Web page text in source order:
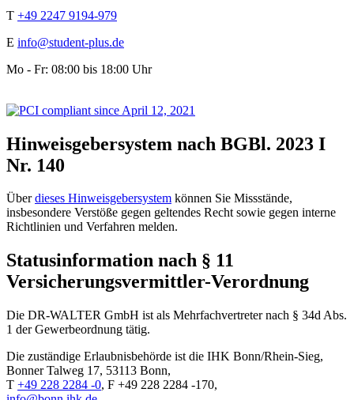
T +49 2247 9194-979
E info@student-plus.de
Mo - Fr: 08:00 bis 18:00 Uhr
Hinweisgebersystem nach BGBl. 2023 I
Nr. 140
Überdieses Hinweisgebersystem können Sie Missstände,
insbesondere Verstöße gegen geltendes Recht sowie gegen interne
Richtlinien und Verfahren melden.
Statusinformation nach § 11
Versicherungsvermittler-Verordnung
Die DR-WALTER GmbH ist als Mehrfachvertreter nach § 34d Abs.
1 der Gewerbeordnung tätig.
Die zuständige Erlaubnisbehörde ist die IHK Bonn/Rhein-Sieg,
Bonner Talweg 17, 53113 Bonn,
T +49 228 2284 -0, F +49 228 2284 -170,